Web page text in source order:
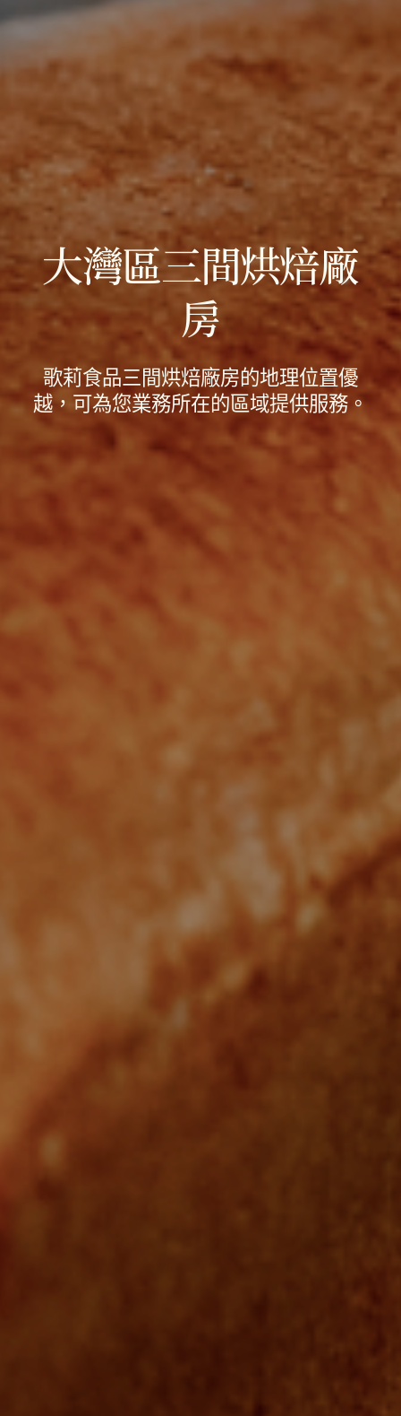
大灣區三間烘焙廠
房
歌莉食品三間烘焙廠房的地理位置優
越，可為您業務所在的區域提供服務。